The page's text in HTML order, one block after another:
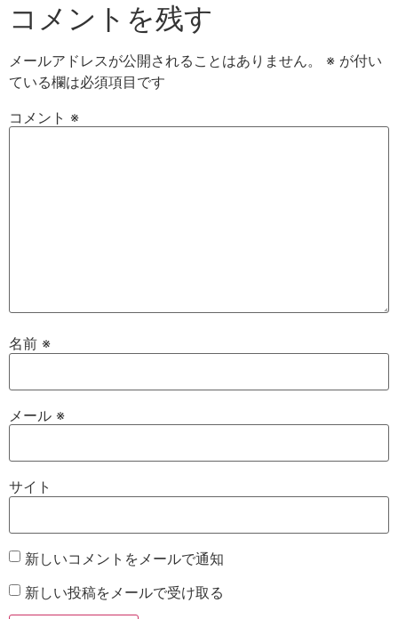
コメントを残す
メールアドレスが公開されることはありません。 ※ が付い
ている欄は必須項目です
コメント ※
名前 ※
メール ※
サイト
新しいコメントをメールで通知
新しい投稿をメールで受け取る